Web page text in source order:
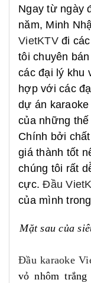
Ngay từ ngày
năm, Minh
VietKTV đi
tôi chuyên
các đại lý khu
hợp với các
dự án
của những thế
Chính bởi
giá thành tốt
chúng tôi rất
cực.Đầu
của mình
Mặt sau của
Đầu karaoke
vỏ nhôm